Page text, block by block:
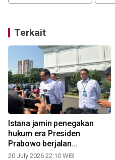
Terkait
Istana jamin penegakan
hukum era Presiden
Prabowo berjalan
profesional
20 July 2026 22:10 WIB